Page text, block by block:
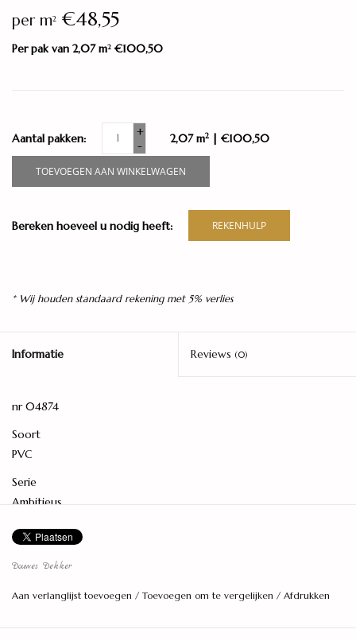
per m2 €48,55
Per pak van 2,07 m2 €100,50
Aantal pakken:
+
-
2,07 m2 | €100,50
TOEVOEGEN AAN WINKELWAGEN
Bereken hoeveel u nodig heeft: REKENHULP
* Wij houden standaard rekening met 5% verlies
Informatie Reviews (0)
nr 04874
Soort
PVC
Serie
Ambitieus
Levereenheid
2,074 M2
72
Douwes Dekker
Aan verlanglijst toevoegen /Toevoegen om te vergelijken / Afdrukken